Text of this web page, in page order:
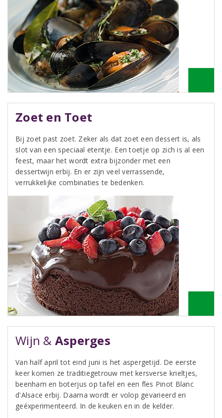
Zoet en Toet
Bij zoet past zoet. Zeker als dat zoet een dessert is, als
slot van een speciaal etentje. Een toetje op zich is al een
feest, maar het wordt extra bijzonder met een
dessertwijn erbij. En er zijn veel verrassende,
verrukkelijke combinaties te bedenken.
Wijn & Asperges
Van half april tot eind juni is het aspergetijd. De eerste
keer komen ze traditiegetrouw met kersverse krieltjes,
beenham en boterjus op tafel en een fles Pinot Blanc
d'Alsace erbij. Daarna wordt er volop gevarieerd en
geéxperimenteerd. In de keuken en in de kelder.